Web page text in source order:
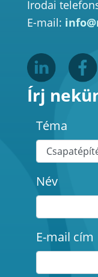
Irodai
E-mail:
Írj
Téma
Név
E-mail cím